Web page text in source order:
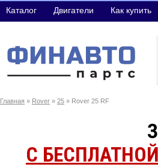
Каталог Двигатели Как купить
Главная » Rover » 25 » Rover 25 RF
С